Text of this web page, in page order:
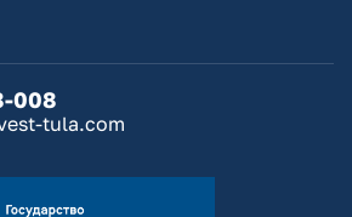
008
tula.com